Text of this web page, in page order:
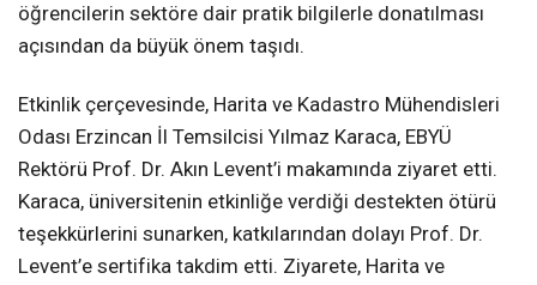
öğrencilerin sektöre dair pratik bilgilerle donatılması
açısından da büyük önem taşıdı.
Etkinlik çerçevesinde, Harita ve Kadastro Mühendisleri
Odası Erzincan İl Temsilcisi Yılmaz Karaca, EBYÜ
Rektörü Prof. Dr. Akın Levent’i makamında ziyaret etti.
Karaca, üniversitenin etkinliğe verdiği destekten ötürü
teşekkürlerini sunarken, katkılarından dolayı Prof. Dr.
Levent’e sertifika takdim etti. Ziyarete, Harita ve